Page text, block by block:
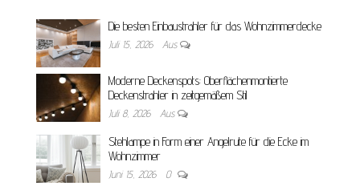
Die besten Einbaustrahler für das Wohnzimmerdecke
Juli 15, 2026 Aus
Moderne Deckenspots: Oberflächenmontierte
Deckenstrahler in zeitgemäßem Stil
Juli 8, 2026 Aus
Stehlampe in Form einer Angelrute für die Ecke im
Wohnzimmer
Juni 15, 2026 0